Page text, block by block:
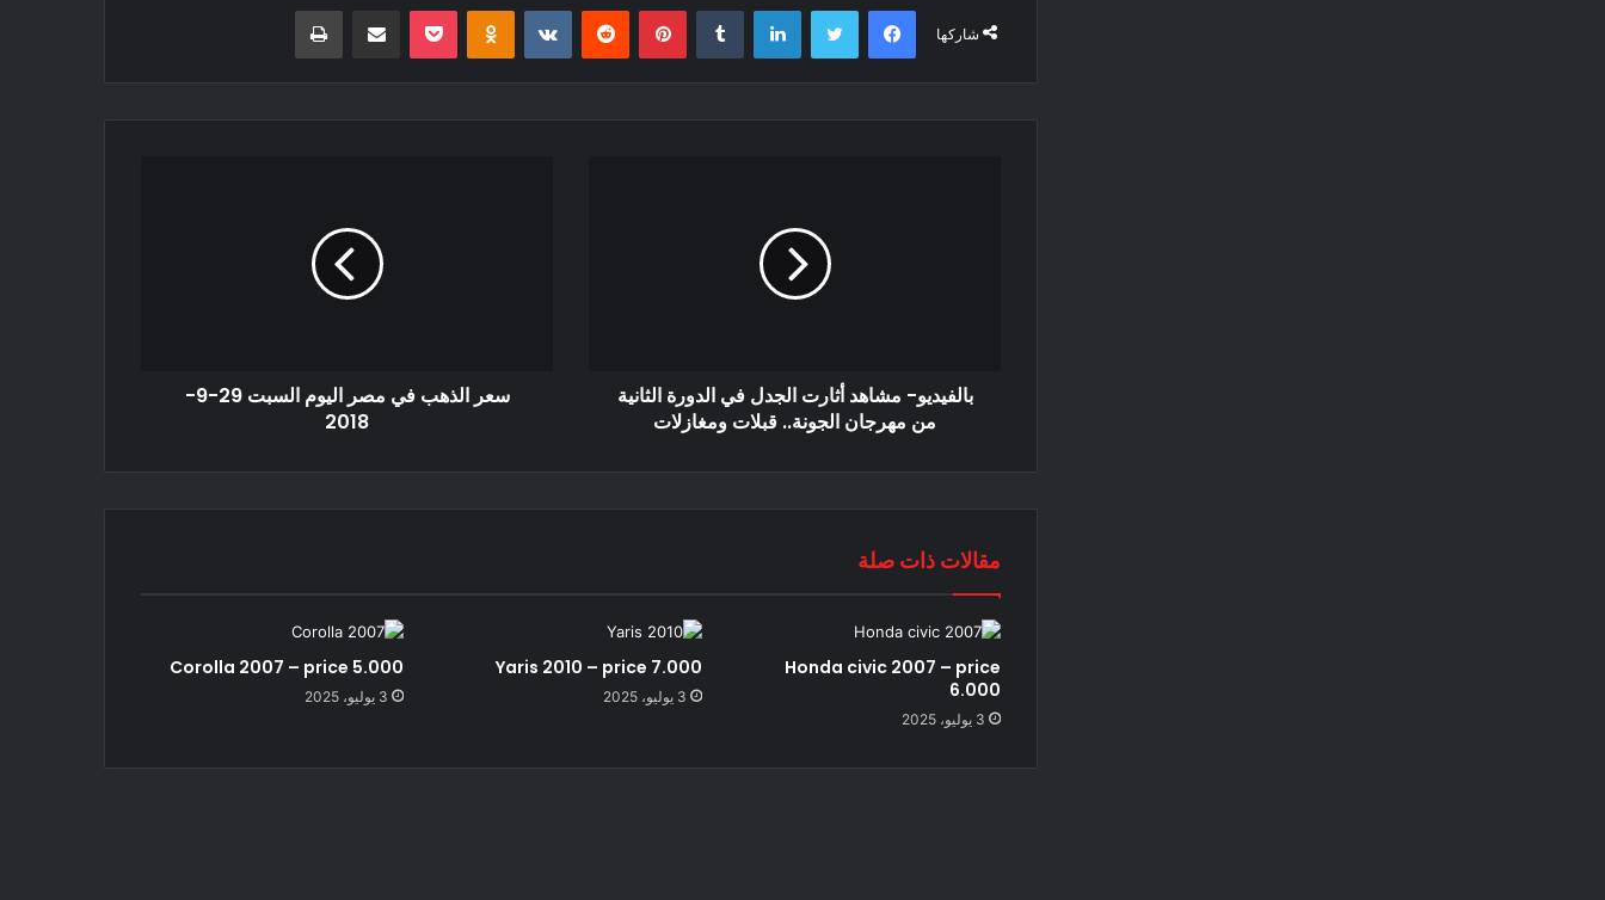
شاركها
فيسبوك لينكدإن بينتيريست
بالفيديو- مشاهد أثارت الجدل في الدورة الثانية
من مهرجان الجونة.. قبلات ومغازلات
سعر الذهب في مصر اليوم السبت 29-9-
2018
مقالات ذات صلة
Honda civic 2007 – price
6.000
3 يوليو، 2025
Yaris 2010 – price 7.000
3 يوليو، 2025
Corolla 2007 – price 5.000
3 يوليو، 2025